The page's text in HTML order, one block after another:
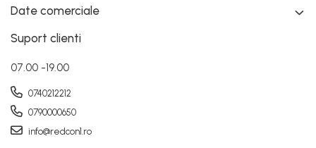
Date comerciale
Suport clienti
07.00 -19.00
0740212212
0790000650
info@redcon1.ro